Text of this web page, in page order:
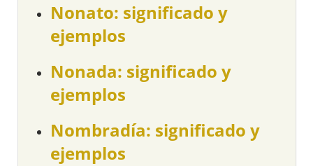
Nonato: significado y
ejemplos
Nonada: significado y
ejemplos
Nombradía: significado y
ejemplos